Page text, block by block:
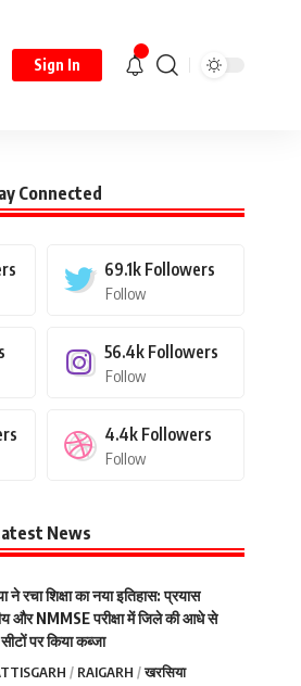
Sign In
Connected
69.1k Followers
Follow
56.4k Followers
Follow
4.4k Followers
Follow
News
ने रचा शिक्षा का नया इतिहास: प्रयास
और NMMSE परीक्षा में जिले की आधे से
पर किया कब्जा
RAIGARH
खरसिया